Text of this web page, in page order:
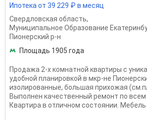
Ипотека от 39 229 ₽ в месяц
Свердловская область,
Муниципальное Образование
Пионерский р-н
Площадь 1905 года
Продажа 2-х комнатной квартиры с
удобной планировкой в мкр-не
изолированные, большая прихожая
Выполнен качественный ремонт по всем
Квартира в отличном состоянии. Мебель